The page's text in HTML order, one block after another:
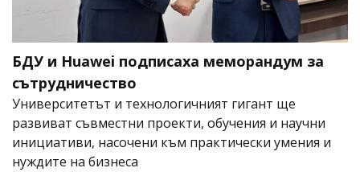
БДУ и Huawei подписаха меморандум за
сътрудничество
Университетът и технологичният гигант ще
развиват съвместни проекти, обучения и научни
инициативи, насочени към практически умения и
нуждите на бизнеса